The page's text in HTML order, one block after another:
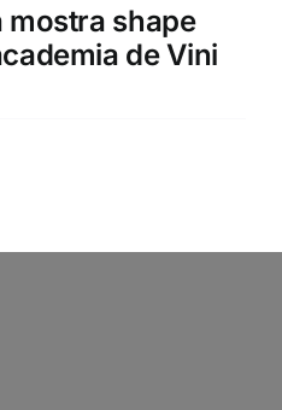
mostra shape
de Vini